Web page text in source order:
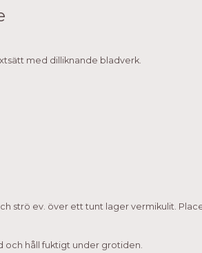
med dilliknande bladverk.
strö ev. över ett tunt lager vermikulit.
och håll fuktigt under grotiden.